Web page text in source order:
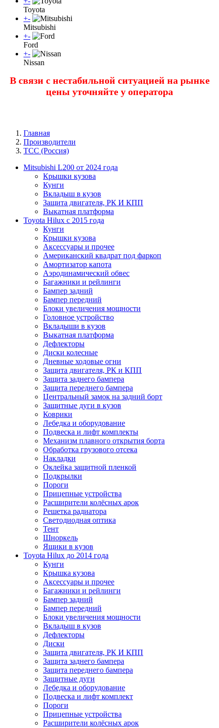
Toyota
+-
Mitsubishi
+-
Ford
+-
Nissan
В связи с нестабильной ситуацией на рынке
цены уточняйте у оператора
Главная
Производители
ТСС (Россия)
Mitsubishi L200 от 2024 года
Крышки кузова
Кунги
Вкладыш в кузов
Защита двигателя, РК И КПП
Выкатная платформа
Toyota Нilux с 2015 года
Кунги
Крышки кузова
Аксессуары и прочее
Американский квадрат под фаркоп
Амортизатор капота
Аэродинамический обвес
Багажники и рейлинги
Бампер задний
Бампер передний
Блоки увеличения мощности
Головное устройство
Вкладыши в кузов
Выкатная платформа
Дефлекторы
Диски колесные
Дневные ходовые огни
Защита двигателя, РК и КПП
Защита заднего бампера
Защита переднего бампера
Центральный замок на задний борт
Защитные дуги в кузов
Коврики
Лебедка и оборудование
Подвеска и лифт комплекты
Механизм плавного открытия борта
Обработка грузового отсека
Накладки
Оклейка защитной пленкой
Подкрылки
Пороги
Прицепные устройства
Расширители колёсных арок
Решетка радиатора
Светодиодная оптика
Тент
Шноркель
Ящики в кузов
Toyota Нilux до 2014 года
Кунги
Крышка кузова
Аксессуары и прочее
Багажники и рейлинги
Бампер задний
Бампер передний
Блоки увеличения мощности
Вкладыш в кузов
Дефлекторы
Диски
Защита двигателя, РК И КПП
Защита заднего бампера
Защита переднего бампера
Защитные дуги
Лебедка и оборудование
Подвеска и лифт комплект
Пороги
Прицепные устройства
Расширители колёсных арок